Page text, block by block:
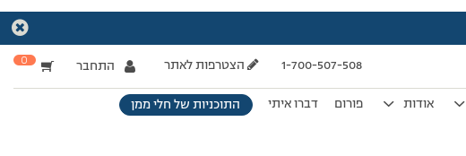
1-700-507-508 הצטרפות לאתר התחבר 0
אודות פורום דברו איתי התוכניות של חלי ממן